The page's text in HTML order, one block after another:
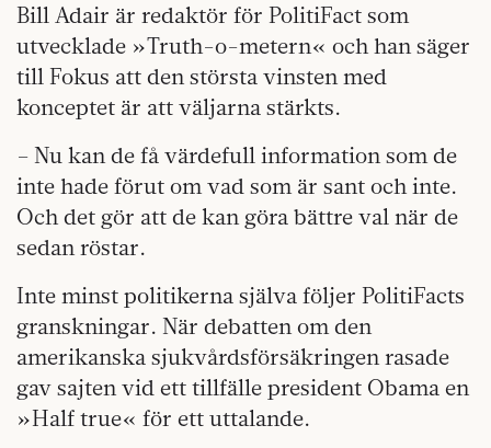
Bill Adair är redaktör för PolitiFact som
utvecklade »Truth-o-metern« och han säger
till Fokus att den största vinsten med
konceptet är att väljarna stärkts.
– Nu kan de få värdefull information som de
inte hade förut om vad som är sant och inte.
Och det gör att de kan göra bättre val när de
sedan röstar.
Inte minst politikerna själva följer PolitiFacts
granskningar. När debatten om den
amerikanska sjukvårdsförsäkringen rasade
gav sajten vid ett tillfälle president Obama en
»Half true« för ett uttalande.